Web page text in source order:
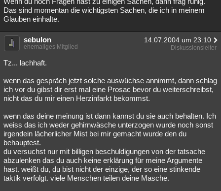
Das sind momentan die wichtigsten Sachen, die ich in meinem
Glauben einhalte.
sebulon 14.07.2004 um 23:10
ehemaliges Mitglied Diskussionsleiter
Tz... lachhaft.
wenn das gespräch jetzt solche auswüchse annimmt, dann schlag
ich vor du gibst dir erst mal eine Prosac bevor du weiterschreibst,
nicht das du mir einen Herzinfarkt bekommst.
wenn das deine meinung ist dann kannst du sie auch behalten. Ich
weiss das ich weder gehirnwäsche unterzogen wurde noch sonst
irgendein lächerlicher Mist bei mir gemacht wurde den du
behauptest.
du versuchst nur mit billigen beschuldigungen von der tatsache
abzulenken das du auch keine erklärung für meine Argumente
hast. weißt du, du bist nicht der einzige, der so eine stinkende
taktik verfolgt. viele Menschen teilen deine Masche.